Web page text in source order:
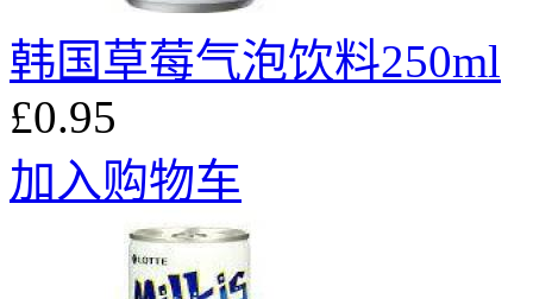
韩国草莓气泡饮料250ml
£0.95
加入购物车